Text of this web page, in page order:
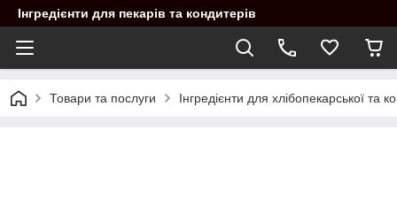
Інгредієнти для пекарів та кондитерів
Товари та послуги Інгредієнти для хлібопекарської та